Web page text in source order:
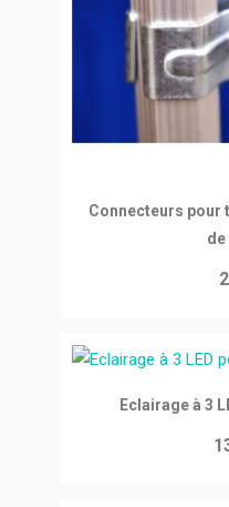
Connecteurs pour
de
Eclairage à 3